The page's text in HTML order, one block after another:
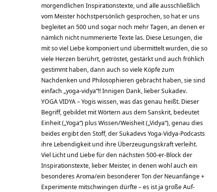
morgendlichen Inspirationstexte, und alle ausschließlich
vom Meister höchstpersönlich gesprochen, so hat er uns
begleitet an 500 und sogar noch mehr Tagen, an denen er
nämlich nicht nummerierte Texte las. Diese Lesungen, die
mit so viel Liebe komponiert und übermittelt wurden, die so
viele Herzen berührt, getröstet, gestärkt und auch fröhlich
gestimmt haben, dann auch so viele Köpfe zum
Nachdenken und Philosophieren gebracht haben, sie sind
einfach „yoga-vidya“!! Innigen Dank, lieber Sukadev.
YOGA VIDYA – Yogis wissen, was das genau heißt. Dieser
Begriff, gebildet mit Wörtern aus dem Sanskrit, bedeutet
Einheit („Yoga“) plus Wissen/Weisheit („Vidya“), genau dies
beides ergibt den Stoff, der Sukadevs Yoga-Vidya-Podcasts
ihre Lebendigkeit und ihre Überzeugungskraft verleiht.
Viel Licht und Liebe für den nächsten 500-er-Block der
Inspirationstexte, lieber Meister, in denen wohl auch ein
besonderes Aroma/ein besonderer Ton der Neuanfänge +
Experimente mitschwingen dürfte – es ist ja große Auf-